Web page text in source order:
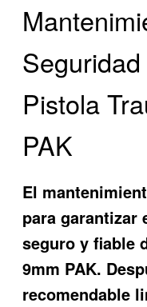
Pistola
PAK
El
para garantizar
seguro y fiable
9mm PAK.
recomendable